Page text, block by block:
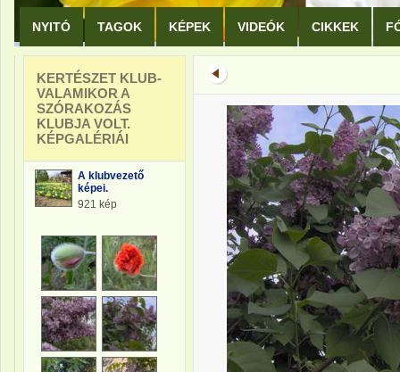
NYITÓ TAGOK KÉPEK VIDEÓK CIKKEK
KERTÉSZET KLUB-
VALAMIKOR A
SZÓRAKOZÁS
KLUBJA VOLT.
KÉPGALÉRIÁI
A klubvezető
képei.
921 kép